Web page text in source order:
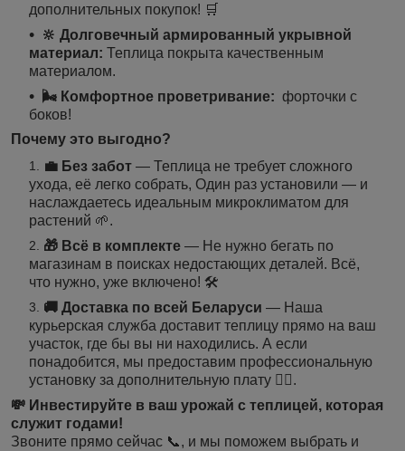
дополнительных покупок! 🛒
🔆 Долговечный армированный укрывной
материал: Теплица покрыта качественным
материалом.
🌬️ Комфортное проветривание: форточки с
боков!
Почему это выгодно?
💼 Без забот — Теплица не требует сложного
ухода, её легко собрать, Один раз установили — и
наслаждаетесь идеальным микроклиматом для
растений 🌱.
🎁 Всё в комплекте — Не нужно бегать по
магазинам в поисках недостающих деталей. Всё,
что нужно, уже включено! 🛠️
🚚 Доставка по всей Беларуси — Наша
курьерская служба доставит теплицу прямо на ваш
участок, где бы вы ни находились. А если
понадобится, мы предоставим профессиональную
установку за дополнительную плату 👷‍♂️.
💸 Инвестируйте в ваш урожай с теплицей, которая
служит годами!
Звоните прямо сейчас 📞, и мы поможем выбрать и